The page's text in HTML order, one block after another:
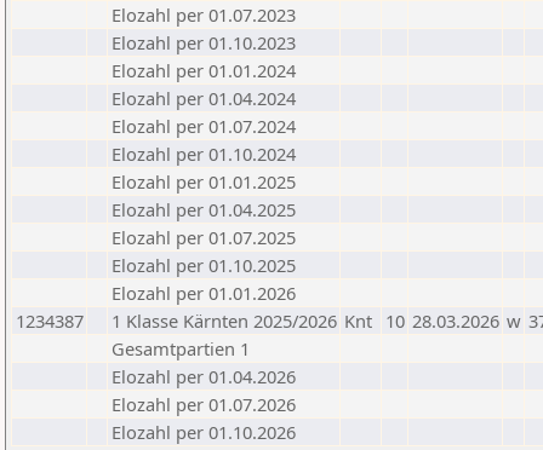
Elozahl per 01.07.2023
Elozahl per 01.10.2023
Elozahl per 01.01.2024
Elozahl per 01.04.2024
Elozahl per 01.07.2024
Elozahl per 01.10.2024
Elozahl per 01.01.2025
Elozahl per 01.04.2025
Elozahl per 01.07.2025
Elozahl per 01.10.2025
Elozahl per 01.01.2026
1234387
1 Klasse Kärnten 2025/2026 Knt 10 28.03.2026 w
Gesamtpartien 1
Elozahl per 01.04.2026
Elozahl per 01.07.2026
Elozahl per 01.10.2026